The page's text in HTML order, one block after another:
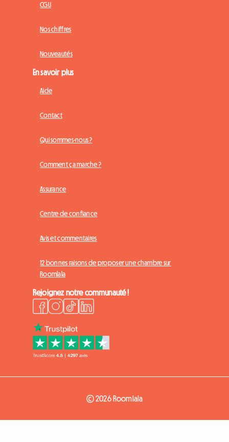
CGU
Nos chiffres
Nouveautés
En savoir plus
Aide
Contact
Qui sommes-nous ?
Comment ça marche ?
Assurance
Centre de confiance
Avis et commentaires
12 bonnes raisons de proposer une chambre sur
Roomlala
Rejoignez notre communauté !
© 2026 Roomlala